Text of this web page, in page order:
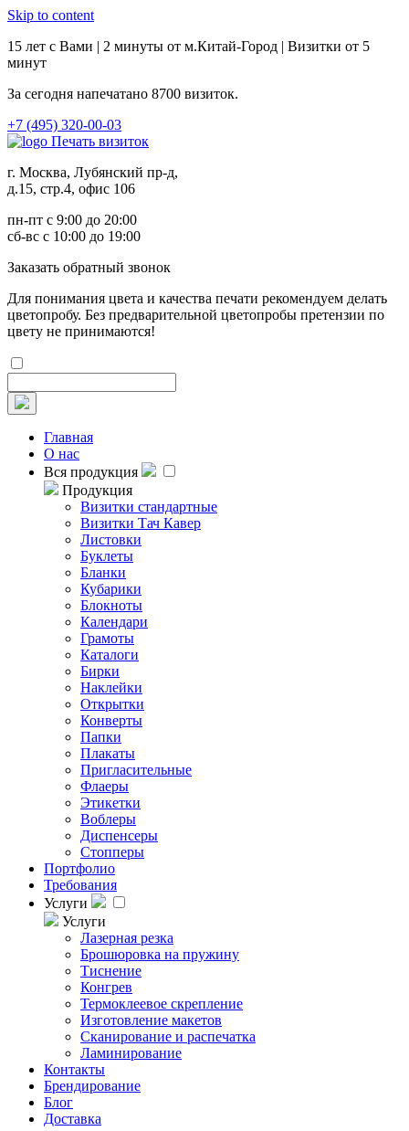
Skip to content
15 лет с Вами | 2 минуты от м.Китай-Город | Визитки от 5
минут
За сегодня напечатано 8700 визиток.
+7 (495) 320-00-03
Печать визиток
г. Москва, Лубянский пр-д,
д.15, стр.4, офис 106
пн-пт с 9:00 до 20:00
сб-вс с 10:00 до 19:00
Заказать обратный звонок
Для понимания цвета и качества печати рекомендуем делать
цветопробу. Без предварительной цветопробы претензии по
цвету не принимаются!
Главная
О нас
Вся продукция
Продукция
Визитки стандартные
Визитки Тач Кавер
Листовки
Буклеты
Бланки
Кубарики
Блокноты
Календари
Грамоты
Каталоги
Бирки
Наклейки
Открытки
Конверты
Папки
Плакаты
Пригласительные
Флаеры
Этикетки
Воблеры
Диспенсеры
Стопперы
Портфолио
Требования
Услуги
Услуги
Лазерная резка
Брошюровка на пружину
Тиснение
Конгрев
Термоклеевое скрепление
Изготовление макетов
Сканирование и распечатка
Ламинирование
Контакты
Брендирование
Блог
Доставка